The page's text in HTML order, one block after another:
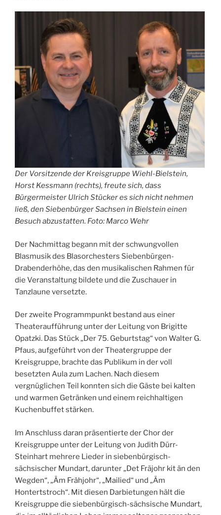
Der Vorsitzende der Kreisgruppe Wiehl-Bielstein,
Horst Kessmann (rechts), freute sich, dass
Bürgermeister Ulrich Stücker es sich nicht nehmen
ließ, den Siebenbürger Sachsen in Bielstein einen
Besuch abzustatten. Foto: Marco Wehr
Der Nachmittag begann mit der schwungvollen
Blasmusik des Blasorchesters Siebenbürgen-
Drabenderhöhe, das den musikalischen Rahmen für
die Veranstaltung bildete und die Zuschauer in
Tanzlaune versetzte.
Der zweite Programmpunkt bestand aus einer
Theateraufführung unter der Leitung von Brigitte
Opatzki. Das Stück „Der 75. Geburtstag“ von Walter G.
Pfaus, aufgeführt von der Theatergruppe der
Kreisgruppe, brachte das Publikum in der voll
besetzten Aula zum Lachen. Nach diesem
vergnüglichen Teil konnten sich die Gäste bei kalten
und warmen Getränken und einem reichhaltigen
Kuchenbuffet stärken.
Im Anschluss daran präsentierte der Chor der
Kreisgruppe unter der Leitung von Judith Dürr-
Steinhart mehrere Lieder in siebenbürgisch-
sächsischer Mundart, darunter „Det Fräjohr kit än den
Wegden“, „Äm Frähjohr“, „Mailied“ und „Äm
Hontertstroch“. Mit diesen Darbietungen hält die
Kreisgruppe die siebenbürgisch-sächsische Mundart,